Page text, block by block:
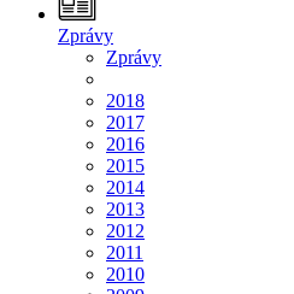
Zprávy
Zprávy
2018
2017
2016
2015
2014
2013
2012
2011
2010